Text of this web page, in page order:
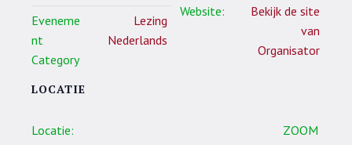
Eveneme
nt
Category
Lezing
Nederlands
LOCATIE
Locatie: ZOOM
Website:
Bekijk de site
van
Organisator